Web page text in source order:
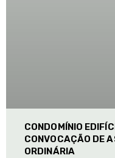
CONDOMÍNIO
CONVOCAÇÃO DE
ORDINÁRIA